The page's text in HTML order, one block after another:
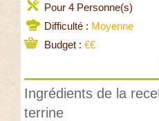
Pour 4 Personne(s)
Difficulté : Moyenne
Budget : €€
Ingrédients de la
terrine